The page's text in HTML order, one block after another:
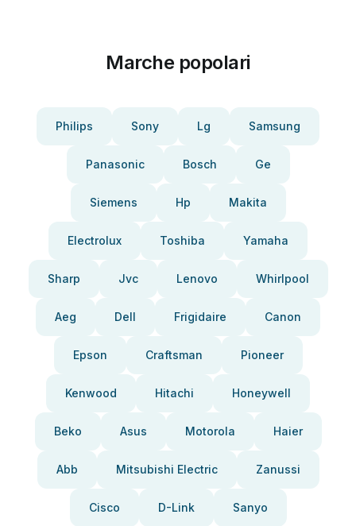
Marche popolari
Philips Sony Lg Samsung
Panasonic Bosch Ge
Siemens Hp Makita
Electrolux Toshiba Yamaha
Sharp Jvc Lenovo Whirlpool
Aeg Dell Frigidaire Canon
Epson Craftsman Pioneer
Kenwood Hitachi Honeywell
Beko Asus Motorola Haier
Abb Mitsubishi Electric Zanussi
Cisco D-Link Sanyo